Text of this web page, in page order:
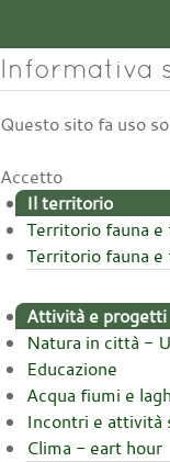
Informativa
Questo sito fa uso
Accetto
Il territorio
Territorio fauna e
Territorio fauna e
Attività e progetti
Natura in città -
Educazione
Acqua fiumi e
Incontri e attività
Clima - eart hour